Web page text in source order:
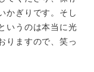
かぎりです。そし
いうのは本当に光
りますので、笑っ